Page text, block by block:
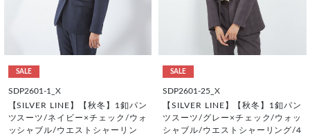
SALE
SDP2601-1_X
【SILVER LINE】【秋冬】1釦パン
ツスーツ/ネイビー×チェック/ウォ
ッシャブル/ウエストシャーリン
SALE
SDP2601-25_X
【SILVER LINE】【秋冬】1釦パン
ツスーツ/グレー×チェック/ウォッ
シャブル/ウエストシャーリング/4